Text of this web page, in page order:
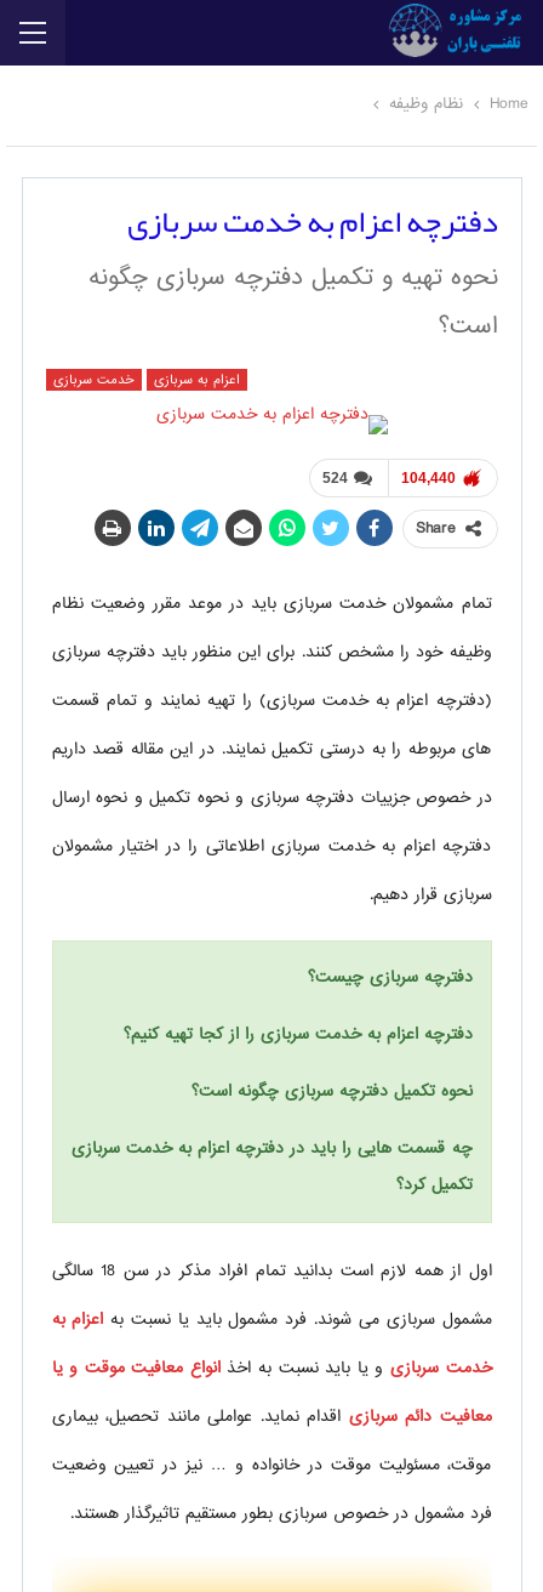
Home نظام وظیفه
دفترچه اعزام به خدمت سربازی
نحوه تهیه و تکمیل دفترچه سربازی چگونه
است؟
اعزام به سربازی خدمت سربازی
524 104,440
Share
تمام مشمولان خدمت سربازی باید در موعد مقرر وضعیت نظام
وظیفه خود را مشخص کنند. برای این منظور باید دفترچه سربازی
(دفترچه اعزام به خدمت سربازی) را تهیه نمایند و تمام قسمت
های مربوطه را به درستی تکمیل نمایند. در این مقاله قصد داریم
در خصوص جزییات دفترچه سربازی و نحوه تکمیل و نحوه ارسال
دفترچه اعزام به خدمت سربازی اطلاعاتی را در اختیار مشمولان
سربازی قرار دهیم.
دفترچه سربازی چیست؟
دفترچه اعزام به خدمت سربازی را از کجا تهیه کنیم؟
نحوه تکمیل دفترچه سربازی چگونه است؟
چه قسمت هایی را باید در دفترچه اعزام به خدمت سربازی
تکمیل کرد؟
اول از همه لازم است بدانید تمام افراد مذکر در سن 18 سالگی
مشمول سربازی می شوند. فرد مشمول باید یا نسبت به اعزام به
خدمت سربازی و یا باید نسبت به اخذانواع معافیت موقت و یا
معافیت دائم سربازی اقدام نماید. عواملی مانند تحصیل، بیماری
موقت، مسئولیت موقت در خانواده و … نیز در تعیین وضعیت
فرد مشمول در خصوص سربازی بطور مستقیم تاثیرگذار هستند.